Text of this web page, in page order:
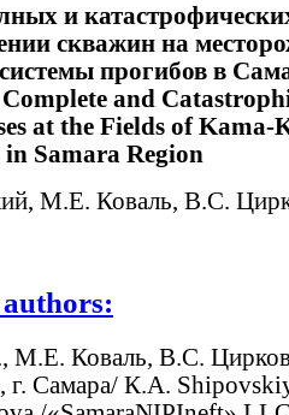
и
скважин на
прогибов в
and
at the Fields of Kama-
in Samara Region
М.Е. Коваль, В.С.
М.Е. Коваль, В.С.
Самара/ К.А.